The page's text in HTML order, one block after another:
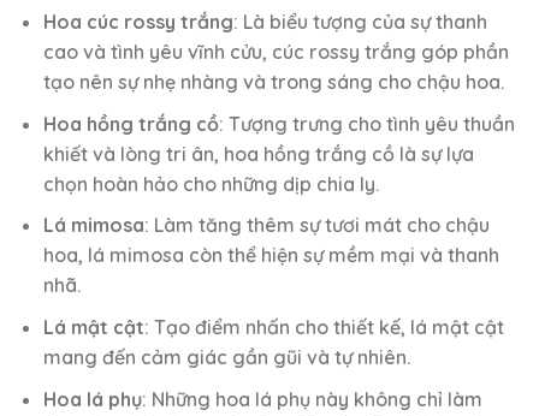
Hoa cúc rossy trắng: Là biểu tượng của sự thanh
cao và tình yêu vĩnh cửu, cúc rossy trắng góp phần
tạo nên sự nhẹ nhàng và trong sáng cho chậu hoa.
Hoa hồng trắng cồ: Tượng trưng cho tình yêu thuần
khiết và lòng tri ân, hoa hồng trắng cồ là sự lựa
chọn hoàn hảo cho những dịp chia ly.
Lá mimosa: Làm tăng thêm sự tươi mát cho chậu
hoa, lá mimosa còn thể hiện sự mềm mại và thanh
nhã.
Lá mật cật: Tạo điểm nhấn cho thiết kế, lá mật cật
mang đến cảm giác gần gũi và tự nhiên.
Hoa lá phụ: Những hoa lá phụ này không chỉ làm